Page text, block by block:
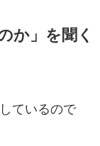
か」を聞く
ているので